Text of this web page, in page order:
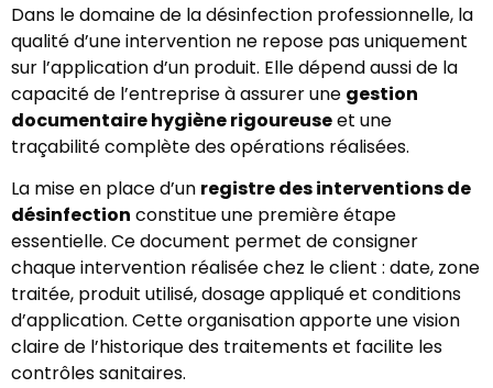
Dans le domaine de la désinfection professionnelle, la
qualité d’une intervention ne repose pas uniquement
sur l’application d’un produit. Elle dépend aussi de la
capacité de l’entreprise à assurer une gestion
documentaire hygiène rigoureuseet une
traçabilité complète des opérations réalisées.
La mise en place d’un registre des interventions de
désinfection constitue une première étape
essentielle. Ce document permet de consigner
chaque intervention réalisée chez le client : date, zone
traitée, produit utilisé, dosage appliqué et conditions
d’application. Cette organisation apporte une vision
claire de l’historique des traitements et facilite les
contrôles sanitaires.